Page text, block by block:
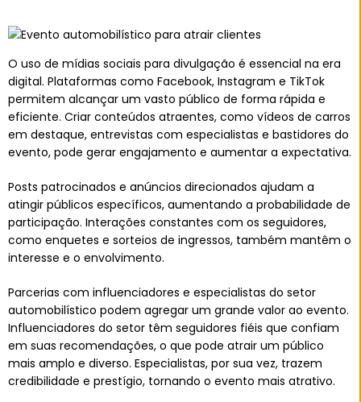
O uso de mídias sociais para divulgação é essencial na era
digital. Plataformas como Facebook, Instagram e TikTok
permitem alcançar um vasto público de forma rápida e
eficiente. Criar conteúdos atraentes, como vídeos de carros
em destaque, entrevistas com especialistas e bastidores do
evento, pode gerar engajamento e aumentar a expectativa.
Posts patrocinados e anúncios direcionados ajudam a
atingir públicos específicos, aumentando a probabilidade de
participação. Interações constantes com os seguidores,
como enquetes e sorteios de ingressos, também mantêm o
interesse e o envolvimento.
Parcerias com influenciadores e especialistas do setor
automobilístico podem agregar um grande valor ao evento.
Influenciadores do setor têm seguidores fiéis que confiam
em suas recomendações, o que pode atrair um público
mais amplo e diverso. Especialistas, por sua vez, trazem
credibilidade e prestígio, tornando o evento mais atrativo.